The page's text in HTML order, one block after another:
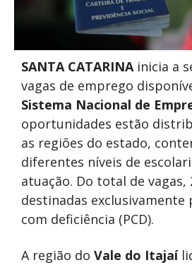
SANTA CATARINAinicia a
vagas de emprego
Sistema Nacional de
oportunidades estão
as regiões do estado,
diferentes níveis de
atuação. Do total de vagas,
destinadas exclusivamente
com deficiência (PCD).
A região do Vale do Itajaí